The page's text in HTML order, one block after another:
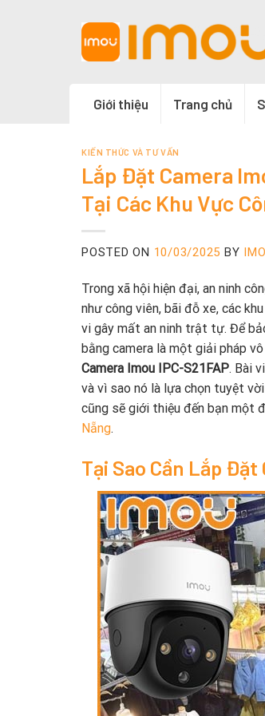
Giới thiệu Trang chủ
KIẾN THỨC VÀ TƯ VẤN
Lắp Đặt Camera
Tại Các Khu Vực
POSTED ON 10/03/2025 BY
Trong xã hội hiện đại, an ninh
như công viên, bãi đỗ xe, các
vi gây mất an ninh trật tự. Để
bằng camera là một giải pháp
Camera Imou IPC-S21FAP. Bài
và vì sao nó là lựa chọn tuyệt
cũng sẽ giới thiệu đến bạn một
Nẵng.
Tại Sao Cần Lắp Đặt